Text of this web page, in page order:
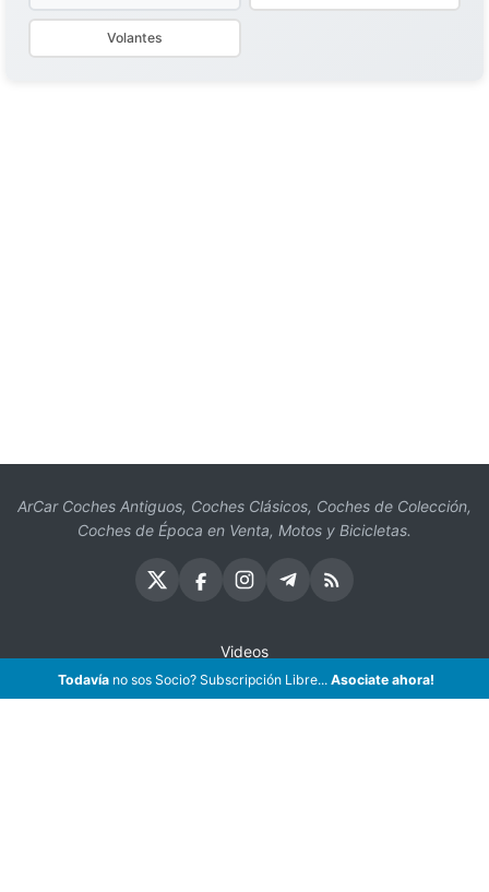
Volantes
ArCar Coches Antiguos, Coches Clásicos, Coches de Colección,
Coches de Época en Venta, Motos y Bicicletas.
Videos
Oficios
Todavíano sos Socio? Subscripción Libre... Asociate ahora!